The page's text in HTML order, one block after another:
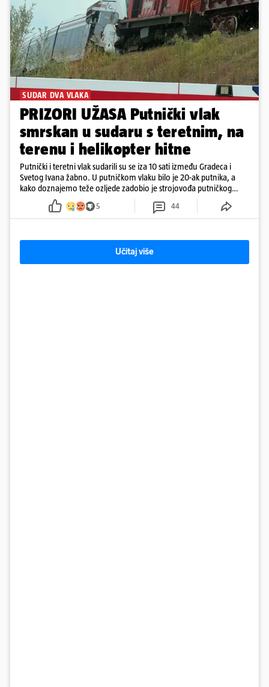
SUDAR DVA VLAKA
PRIZORI UŽASA Putnički vlak
smrskan u sudaru s teretnim, na
terenu i helikopter hitne
Putnički i teretni vlak sudarili su se iza 10 sati između Gradeca i
Svetog Ivana žabno. U putničkom vlaku bilo je 20-ak putnika, a
kako doznajemo teže ozljede zadobio je strojovođa putničkog
vlaka. Zatvoren je promet, a fotoreporteri Prigorskog objavili su
prve snimke s mjesta sudara
5 44
Učitaj više